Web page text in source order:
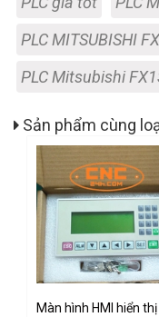
PLC MITSUBISHI
PLC Mitsubishi
Sản phẩm cùng
Màn hình HMI hiển